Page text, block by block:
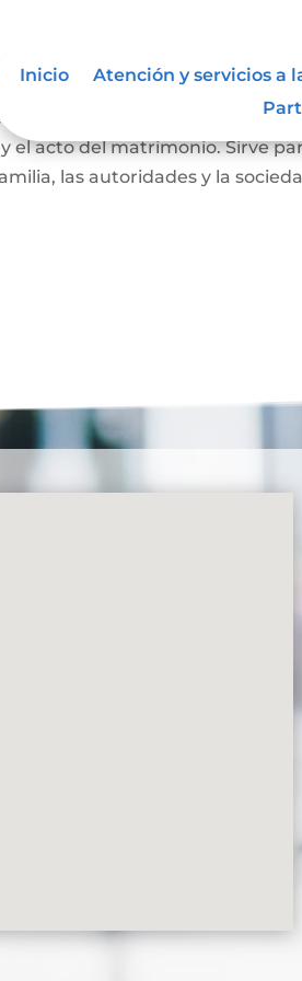
Inicio Atención y servicios a
para probar que una
el acto del matrimonio. Sirve
las autoridades y la